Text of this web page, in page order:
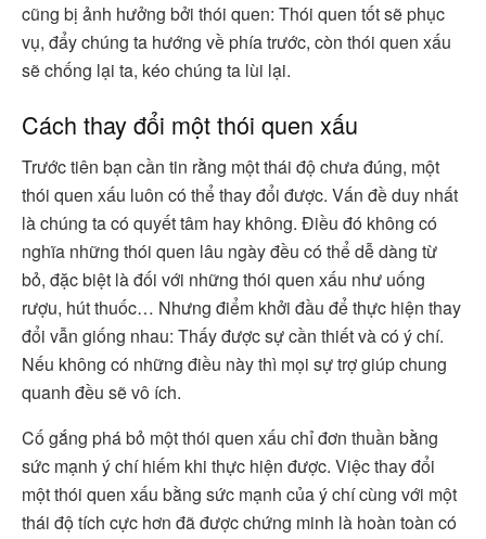
cũng bị ảnh hưởng bởi thói quen: Thói quen tốt sẽ phục
vụ, đẩy chúng ta hướng về phía trước, còn thói quen xấu
sẽ chống lại ta, kéo chúng ta lùi lại.
Cách thay đổi một thói quen xấu
Trước tiên bạn cần tin rằng một thái độ chưa đúng, một
thói quen xấu luôn có thể thay đổi được. Vấn đề duy nhất
là chúng ta có quyết tâm hay không. Điều đó không có
nghĩa những thói quen lâu ngày đều có thể dễ dàng từ
bỏ, đặc biệt là đối với những thói quen xấu như uống
rượu, hút thuốc… Nhưng điểm khởi đầu để thực hiện thay
đổi vẫn giống nhau: Thấy được sự cần thiết và có ý chí.
Nếu không có những điều này thì mọi sự trợ giúp chung
quanh đều sẽ vô ích.
Cố gắng phá bỏ một thói quen xấu chỉ đơn thuần bằng
sức mạnh ý chí hiếm khi thực hiện được. Việc thay đổi
một thói quen xấu bằng sức mạnh của ý chí cùng với một
thái độ tích cực hơn đã được chứng minh là hoàn toàn có